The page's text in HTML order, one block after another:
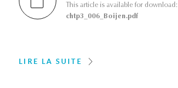
This article is available for download:
chtp3_006_Boijen.pdf
LIRE LA SUITE